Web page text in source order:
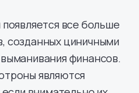
все больше
созданных циничными
финансов.
являются